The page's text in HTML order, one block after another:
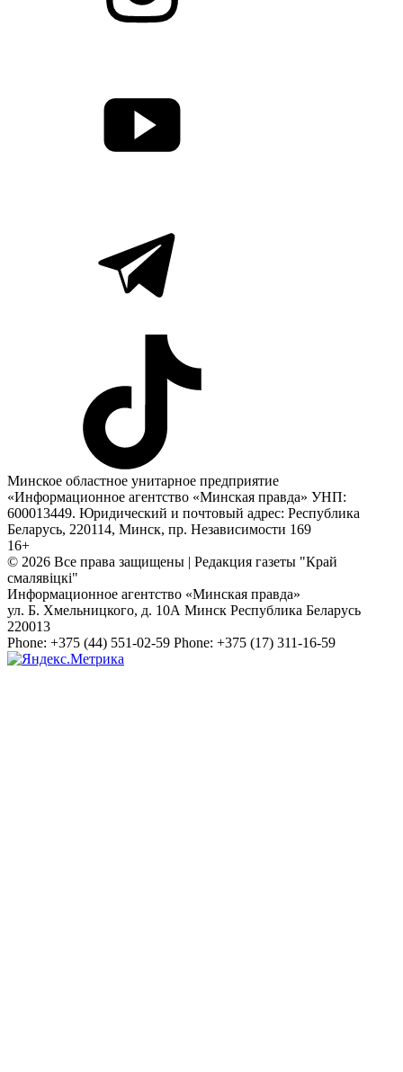
Минское областное унитарное предприятие
«Информационное агентство «Минская правда» УНП:
600013449. Юридический и почтовый адрес: Республика
Беларусь, 220114, Минск, пр. Независимости 169
16+
© 2026 Все права защищены | Редакция газеты "Край
смалявiцкi"
Информационное агентство «Минская правда»
ул. Б. Хмельницкого, д. 10А Минск Республика Беларусь
220013
Phone: +375 (44) 551-02-59 Phone: +375 (17) 311-16-59